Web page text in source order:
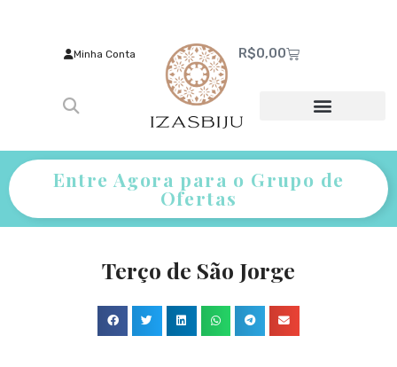
Minha Conta R$0,00
Entre Agora para o Grupo de
Ofertas
Terço de São Jorge